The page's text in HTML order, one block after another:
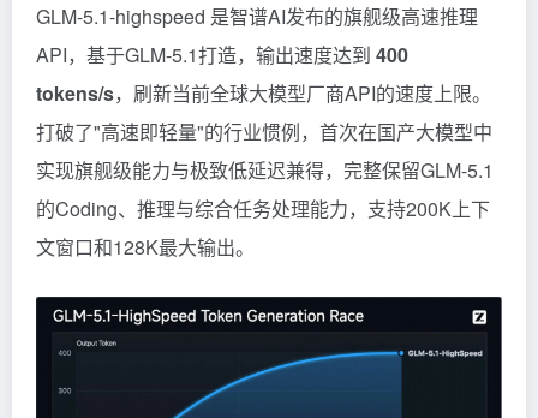
GLM-5.1-highspeed 是智谱AI发布的旗舰级高速推理
API，基于GLM-5.1打造，输出速度达到 400
tokens/s，刷新当前全球大模型厂商API的速度上限。
打破了"高速即轻量"的行业惯例，首次在国产大模型中
实现旗舰级能力与极致低延迟兼得，完整保留GLM-5.1
的Coding、推理与综合任务处理能力，支持200K上下
文窗口和128K最大输出。